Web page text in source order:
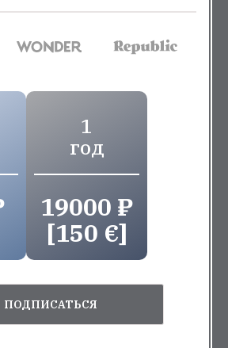
1
год
19000 ₽
[150 €]
ПОДПИСАТЬСЯ